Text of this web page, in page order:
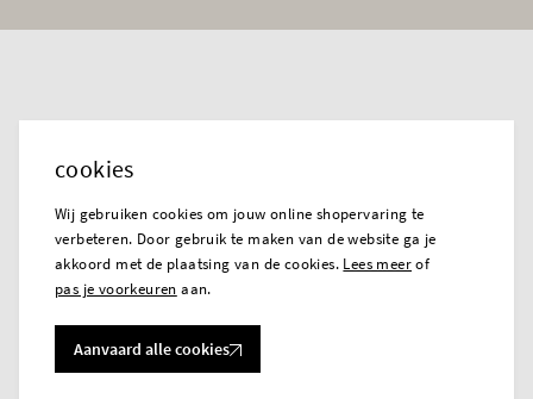
cookies
Wij gebruiken cookies om jouw online shopervaring te
verbeteren. Door gebruik te maken van de website ga je
akkoord met de plaatsing van de cookies. Lees meerof
pas je voorkeuren aan.
Aanvaard alle cookies